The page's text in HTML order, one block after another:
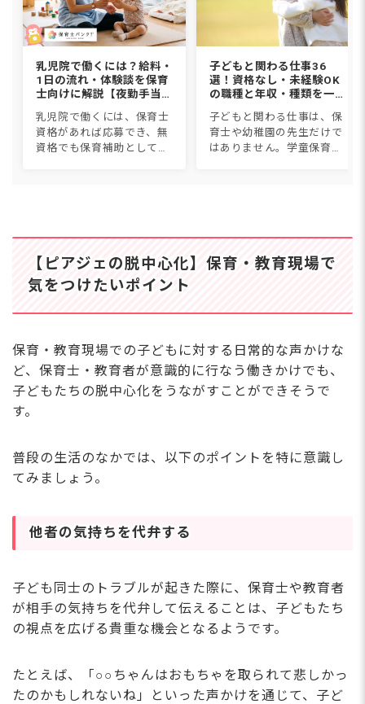
乳児院で働くには？給料・
1日の流れ・体験談を保育
士向けに解説【夜勤手当込
乳児院で働くには、保育士
資格があれば応募でき、無
資格でも保育補助として働
子どもと関わる仕事36
選！資格なし・未経験OK
の職種と年収・種類を一覧
子どもと関わる仕事は、保
育士や幼稚園の先生だけで
はありません。学童保育、
介しま...
【ピアジェの脱中心化】保育・教育現場で
気をつけたいポイント
保育・教育現場での子どもに対する日常的な声かけな
ど、保育士・教育者が意識的に行なう働きかけでも、
子どもたちの脱中心化をうながすことができそうで
す。
普段の生活のなかでは、以下のポイントを特に意識し
てみましょう。
他者の気持ちを代弁する
子ども同士のトラブルが起きた際に、保育士や教育者
が相手の気持ちを代弁して伝えることは、子どもたち
の視点を広げる貴重な機会となるようです。
たとえば、「○○ちゃんはおもちゃを取られて悲しかっ
たのかもしれないね」といった声かけを通じて、子ど